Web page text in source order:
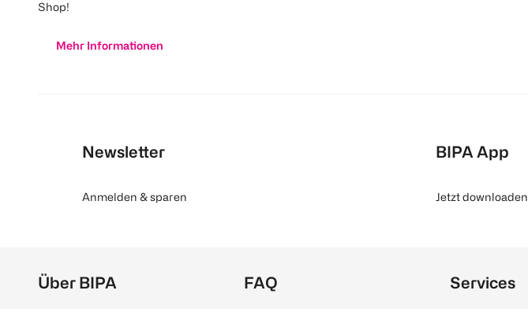
Shop!
Mehr Informationen
Newsletter
Anmelden & sparen
BIPA App
Jetzt downloaden
Über BIPA FAQ Services